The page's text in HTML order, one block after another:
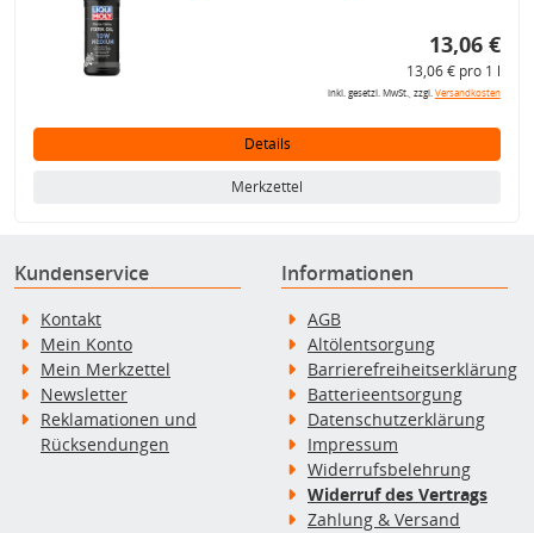
13,06 €
13,06 € pro 1 l
inkl. gesetzl. MwSt., zzgl.Versandkosten
Details
Merkzettel
Kundenservice
Kontakt
Mein Konto
Mein Merkzettel
Newsletter
Reklamationen und
Rücksendungen
Informationen
AGB
Altölentsorgung
Barrierefreiheitserklärung
Batterieentsorgung
Datenschutzerklärung
Impressum
Widerrufsbelehrung
Widerruf des Vertrags
Zahlung & Versand